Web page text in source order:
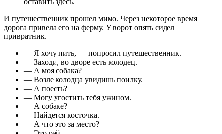
И путешественник прошел мимо. Через некоторое время
дорога привела его на ферму. У ворот опять сидел
привратник.
— Я хочу пить, — попросил путешественник.
— Заходи, во дворе есть колодец.
— А моя собака?
— Возле колодца увидишь поилку.
— А поесть?
— Могу угостить тебя ужином.
— А собаке?
— Найдется косточка.
— А что это за место?